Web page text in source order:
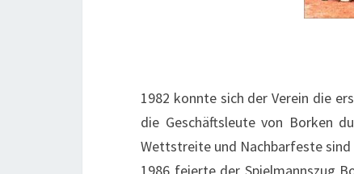
1982 konnte sich der Verein die
die Geschäftsleute von Borken
Wettstreite und Nachbarfeste